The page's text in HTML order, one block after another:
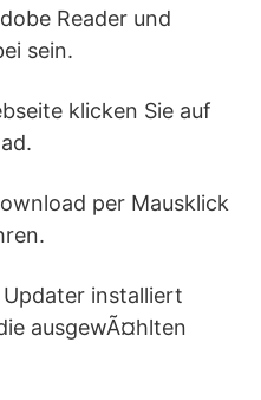
Reader und
sein.
klicken Sie auf
per Mausklick
Updater installiert
ausgewÃ¤hlten